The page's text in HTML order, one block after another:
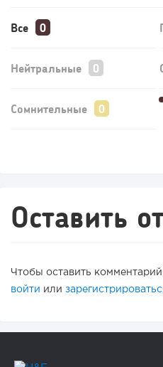
Все
Нейтральные
Сомнительные
Оставить
Чтобы оставить
войти или